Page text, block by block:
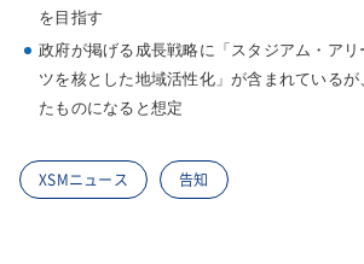
を目指す
政府が掲げる成長戦略に「スタジアム・ア
ツを核とした地域活性化」が含まれている
たものになると想定
XSMニュース 告知